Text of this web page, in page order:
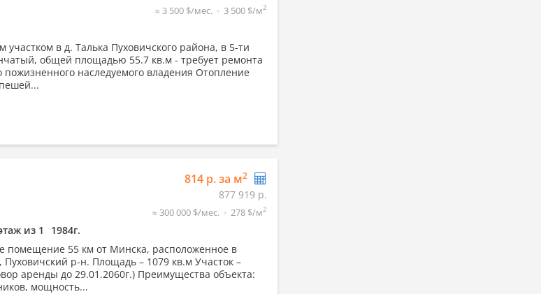
≈ 3 500 $/мес. 3 500 $/м2
в д. Талька Пуховичского района, в 5-ти
общей площадью 55.7 кв.м - требует ремонта
пожизненного наследуемого владения Отопление
814 р. за м2
877 919 р.
≈ 300 000 $/мес. 278 $/м2
из 1
1984г.
помещение 55 км от Минска, расположенное в
р-н. Площадь – 1079 кв.м Участок –
аренды до 29.01.2060г.) Преимущества объекта:
мощность...